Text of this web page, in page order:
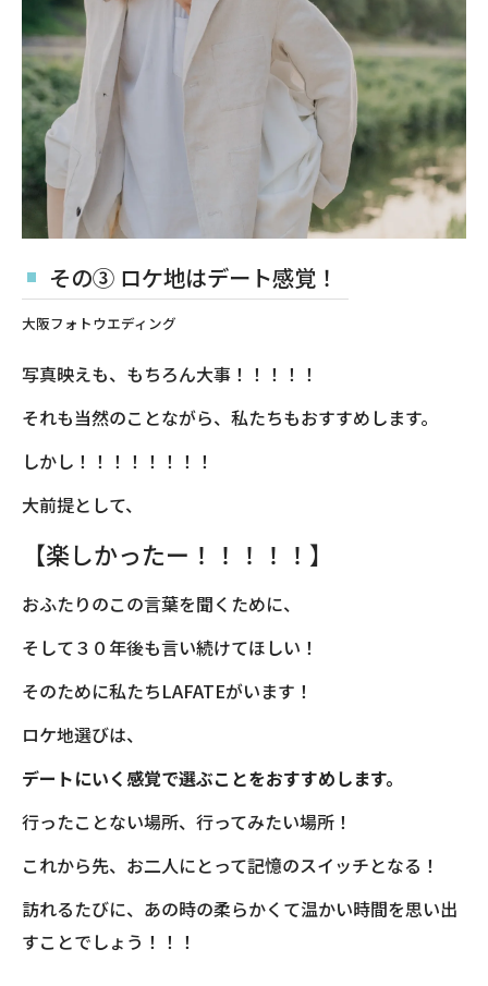
その③ ロケ地はデート感覚！
大阪フォトウエディング
写真映えも、もちろん大事！！！！！
それも当然のことながら、私たちもおすすめします。
しかし！！！！！！！！
大前提として、
【楽しかったー！！！！！】
おふたりのこの言葉を聞くために、
そして３０年後も言い続けてほしい！
そのために私たちLAFATEがいます！
ロケ地選びは、
デートにいく感覚で選ぶことをおすすめします。
行ったことない場所、行ってみたい場所！
これから先、お二人にとって記憶のスイッチとなる！
訪れるたびに、あの時の柔らかくて温かい時間を思い出
すことでしょう！！！